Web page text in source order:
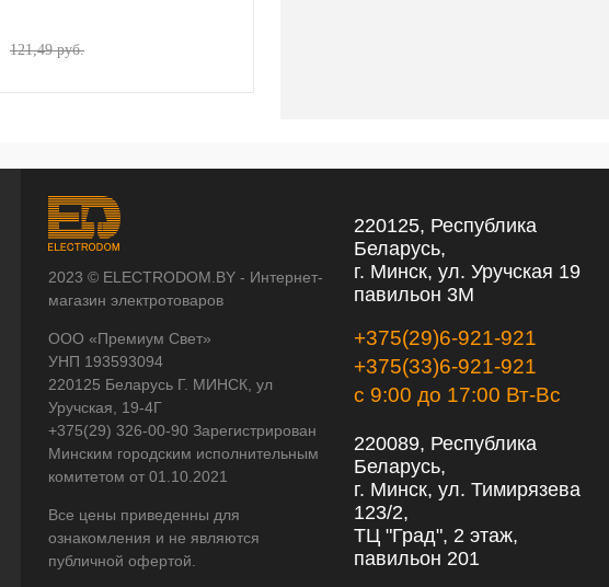
121,49 pуб.
2023 © ELECTRODOM.BY - Интернет-
магазин электротоваров
ООО «Премиум Свет»
УНП 193593094
220125 Беларусь Г. МИНСК, ул
Уручская, 19-4Г
+375(29) 326-00-90 Зарегистрирован
Минским городским исполнительным
комитетом от 01.10.2021
Все цены приведенны для
ознакомления и не являются
публичной офертой.
220125, Республика
Беларусь,
г. Минск, ул. Уручская 19
павильон 3М
+375(29)6-921-921
+375(33)6-921-921
с 9:00 до 17:00 Вт-Вс
220089, Республика
Беларусь,
г. Минск, ул. Тимирязева
123/2,
ТЦ "Град", 2 этаж,
павильон 201